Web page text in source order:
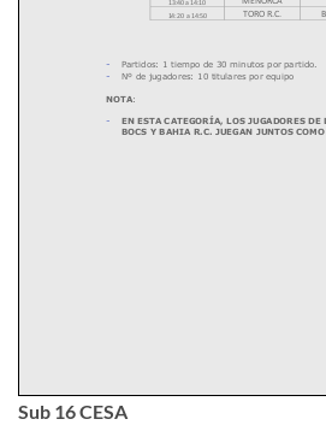
Sub 16 CESA